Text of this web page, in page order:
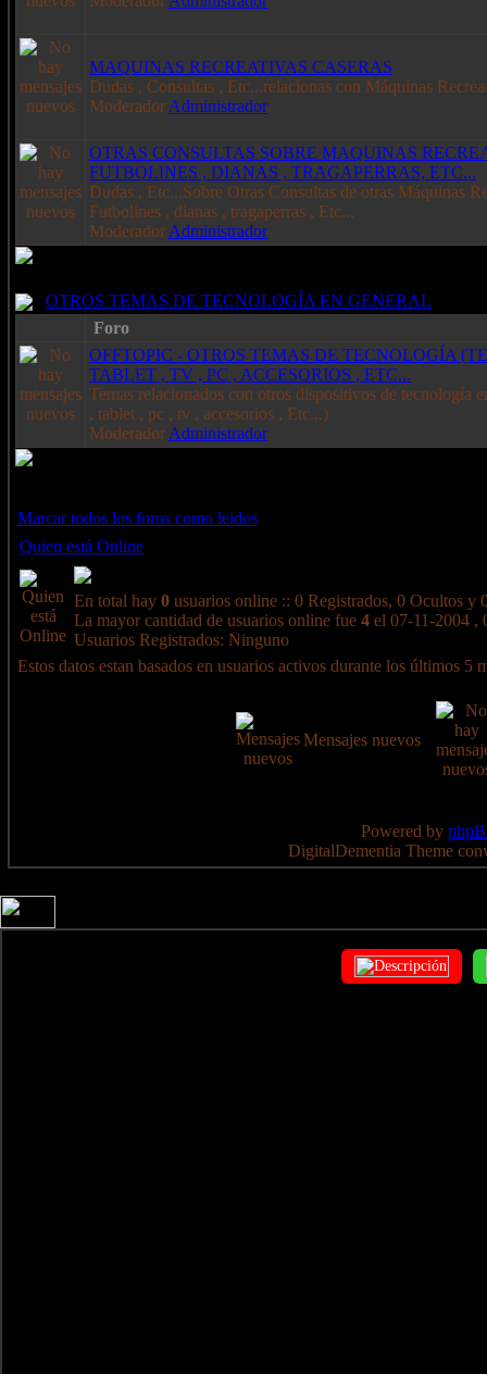
MAQUINAS RECREATIVAS CASERAS
Dudas , Consultas , Etc...relacionas con Máquinas
Moderador Administrador
OTRAS CONSULTAS SOBRE MAQUINAS
FUTBOLINES , DIANAS , TRAGAPERRAS, ETC...
Dudas , Etc...Sobre Otras Consultas de otras Máquinas
Futbolines , dianas , tragaperras , Etc...
Moderador Administrador
OTROS TEMAS DE TECNOLOGÍA EN GENERAL
Foro
OFFTOPIC - OTROS TEMAS DE TECNOLOGÍA
TABLET , TV , PC , ACCESORIOS , ETC...
Temas relacionados con otros dispositivos de tecnología
, tablet , pc , tv , accesorios , Etc...)
Moderador Administrador
Marcar todos los foros como leidos
Quien está Online
En total hay 0 usuarios online :: 0 Registrados, 0 Ocultos
La mayor cantidad de usuarios online fue 4 el 07-11-2004 ,
Usuarios Registrados: Ninguno
Estos datos estan basados en usuarios activos durante los últimos 5
Mensajes nuevos
Powered by
DigitalDementia Theme